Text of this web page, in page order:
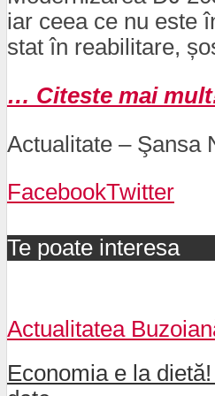
iar ceea ce nu este
stat în reabilitare,
… Citeste mai
Actualitate – Şansa
FacebookTwitter
Te poate interesa
Actualitatea
Economia e la